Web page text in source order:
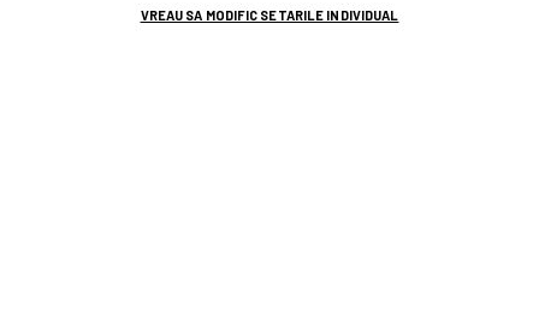
VREAU SA MODIFIC SETARILE INDIVIDUAL